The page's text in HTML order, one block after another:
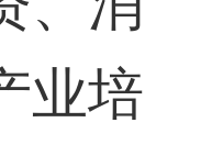
业培